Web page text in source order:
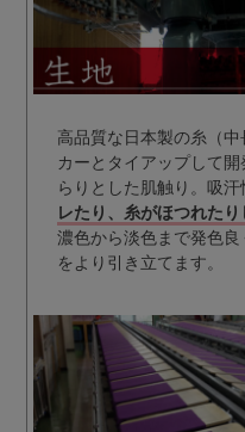
高品質な日本製の糸（
カーとタイアップして
らりとした肌触り。吸汗
レたり、糸がほつれた
濃色から淡色まで発色
をより引き立てます。